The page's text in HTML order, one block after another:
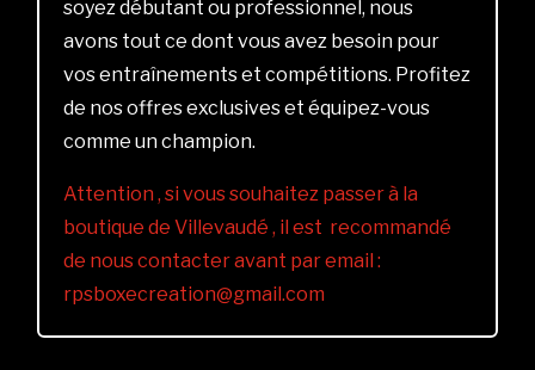
soyez débutant ou professionnel, nous
avons tout ce dont vous avez besoin pour
vos entraînements et compétitions. Profitez
de nos offres exclusives et équipez-vous
comme un champion.
Attention , si vous souhaitez passer à la
boutique de Villevaudé , il est recommandé
de nous contacter avant par email :
rpsboxecreation@gmail.com